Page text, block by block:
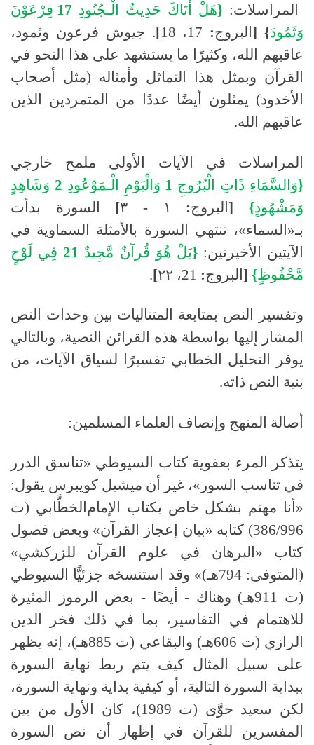
المراسلات:
{هَلْ أَتَاكَ حَدِيثُ الْـجُنُودِ 17 فِرْعَوْنَ
وَثَمُودَ} [البروج: 17، 18
]
. جيوش فرعون وثمود،
عاقبهم الله، وكثيرًا ما يستشهد على هذا النحو في
القرآن وبمثل هذا التماثل وأمثاله (مثل أصحاب
الأخدود) يمثلون أيضًا عددًا من المتمردين الذين
عاقبهم الله.
المراسلات في الآيات الأولى ملمح خارجي
{وَالسَّمَاءِ ذَاتِ الْبُرُوجِ 1 وَالْيَوْمِ الْـمَوْعُودِ 2 وَشَاهِدٍ
وَمَشْهُودٍ}
[البروج: ١ - ٣]
السورة بدأت
بـ«السماء»، تنتهي السورة بالأمثلة السماوية في
الآيتين الأخيرتين:{بَلْ هُوَ قُرآنٌ مَّجِيدٌ 21 فِي لَوْحٍ
مَّحْفُوظٍ}
[ البروج: 21، ٢٢]
.
وتفسير النص بمتابعة المتتاليات بين وحدات النص
المشار إليها بواسطة هذه القرائن النصية، وبالتالي
يوفر التحليل الخطابي تفسيرًا لسياق الآيات، من
بنية النص ذاته.
أصالة المنهج وإنصاف العلماء المسلمين:
يتذكر المرء بعفوية كتاب السيوطي «تناسق الدرر
في تناسب السور»، غير أن ميشيل كويبرس يقول:
«أنا مهتم بشكل خاص بكتاب ﺍﻹﻣﺎﻡﺍﻟﺨﻄَّﺎﺑﻲ (ت
386/996) ﻛﺘﺎﺑﻪ «ﺑﻴﺎﻥ ﺇﻋﺠﺎﺯ ﺍﻟﻘﺮآﻥ» وبعض فصول
كتاب «البرهان في علوم القرآن للزركشي»
(المتوفى: 794 هـ)» وقد استنسخه جزئيًّا السيوطي
(ت هـ) وهناك - أيضًا - بعض الرموز المثيرة
للاهتمام في التفاسير، بما في ذلك فخر الدين
الرازي (ت هـ) والبقاعي (ت هـ)، إنه يظهر
على سبيل المثال كيف يتم ربط نهاية السورة
ببداية السورة التالية، أو كيفية بداية ونهاية السورة،
لكن سعيد حوَّى (ت
، كان الأول من بين
المفسرين للقرآن في إظهار أن نص السورة